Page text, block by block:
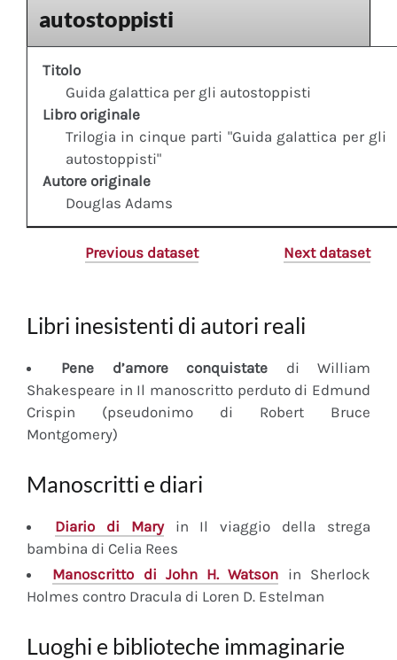
autostoppisti
Titolo
Guida galattica per gli autostoppisti
Libro originale
Trilogia in cinque parti "Guida galattica per gli
autostoppisti"
Autore originale
Douglas Adams
Previous dataset Next dataset
Libri inesistenti di autori reali
Pene d’amore conquistate di William
Shakespeare in Il manoscritto perduto di Edmund
Crispin (pseudonimo di Robert Bruce
Montgomery)
Manoscritti e diari
Diariodi Maryin Il viaggio della strega
bambina di Celia Rees
Manoscritto di John H. Watson in Sherlock
Holmes contro Dracula di Loren D. Estelman
Luoghi e biblioteche immaginarie